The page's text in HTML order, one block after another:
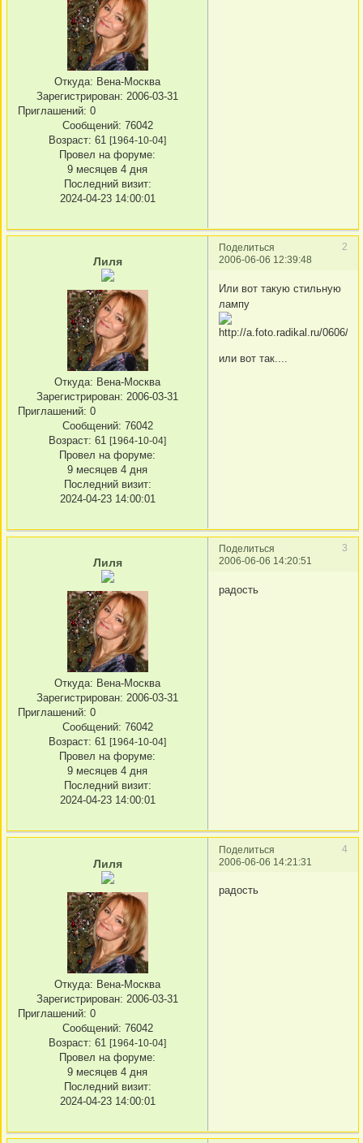
Откуда: Вена-Москва
Зарегистрирован: 2006-03-31
Приглашений: 0
Сообщений: 76042
Возраст: 61 [1964-10-04]
Провел на форуме:
9 месяцев 4 дня
Последний визит:
2024-04-23 14:00:01
Поделиться
2
2006-06-06 12:39:48
Лиля
Откуда: Вена-Москва
Зарегистрирован: 2006-03-31
Приглашений: 0
Сообщений: 76042
Возраст: 61 [1964-10-04]
Провел на форуме:
9 месяцев 4 дня
Последний визит:
2024-04-23 14:00:01
Или вот такую стильную
лампу
или вот так....
Поделиться
3
2006-06-06 14:20:51
Лиля
Откуда: Вена-Москва
Зарегистрирован: 2006-03-31
Приглашений: 0
Сообщений: 76042
Возраст: 61 [1964-10-04]
Провел на форуме:
9 месяцев 4 дня
Последний визит:
2024-04-23 14:00:01
радость
Поделиться
4
2006-06-06 14:21:31
Лиля
Откуда: Вена-Москва
Зарегистрирован: 2006-03-31
Приглашений: 0
Сообщений: 76042
Возраст: 61 [1964-10-04]
Провел на форуме:
9 месяцев 4 дня
Последний визит:
2024-04-23 14:00:01
радость